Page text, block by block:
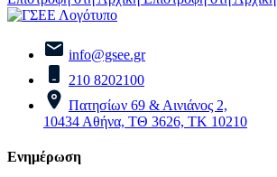
info@gsee.gr
210 8202100
Πατησίων 69 & Αινιάνος 2,
10434 Αθήνα, ΤΘ 3626, ΤΚ 10210
Ενημέρωση